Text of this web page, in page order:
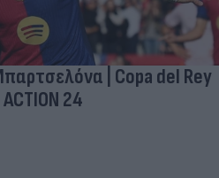
| Copa del Rey
24